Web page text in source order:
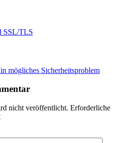
SSL/TLS
mögliches Sicherheitsproblem
nicht veröffentlicht. Erforderliche